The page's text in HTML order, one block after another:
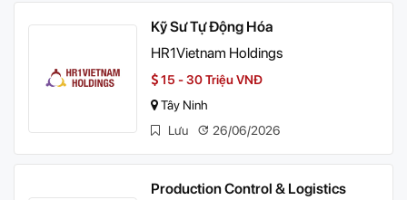
Kỹ Sư Tự Động Hóa
HR1Vietnam Holdings
15 - 30 Triệu VNĐ
Tây Ninh
Lưu
26/06/2026
Production Control & Logistics